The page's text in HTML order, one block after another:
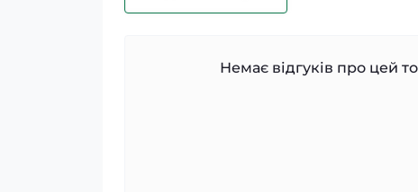
Немає відгуків про цей